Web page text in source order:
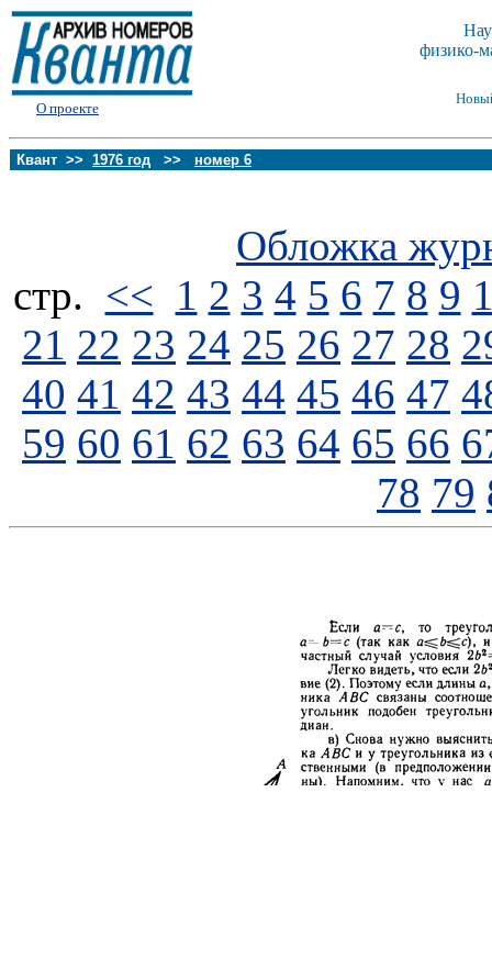
О проекте
физико-
Квант >> 1976 год >> номер 6
Обложка
стp. << 1 2 3 4 5 6 7 8 9
21 22 23 24 25 26 27 28
40 41 42 43 44 45 46 47
59 60 61 62 63 64 65 66
78 79